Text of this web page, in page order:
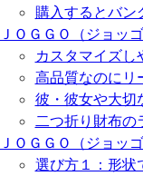
購入するとバン
ＪＯＧＧＯ（ジョッ
カスタマイズし
高品質なのにリ
彼・彼女や大切
二つ折り財布の
ＪＯＧＧＯ（ジョッ
選び方１：形状